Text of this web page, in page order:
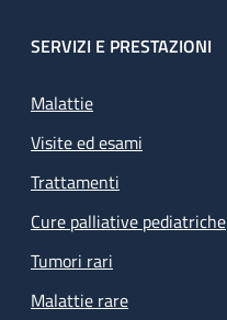
SERVIZI E PRESTAZIONI
Malattie
Visite ed esami
Trattamenti
Cure palliative pediatriche
Tumori rari
Malattie rare